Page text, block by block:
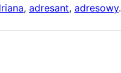
, adresant, adresowy.